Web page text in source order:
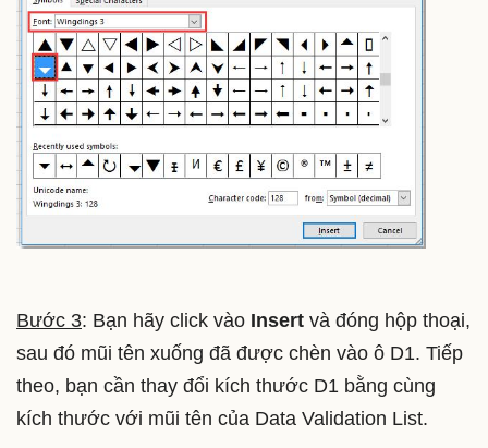
Bước 3: Bạn hãy click vào Insert và đóng hộp thoại,
sau đó mũi tên xuống đã được chèn vào ô D1. Tiếp
theo, bạn cần thay đổi kích thước D1 bằng cùng
kích thước với mũi tên của Data Validation List.